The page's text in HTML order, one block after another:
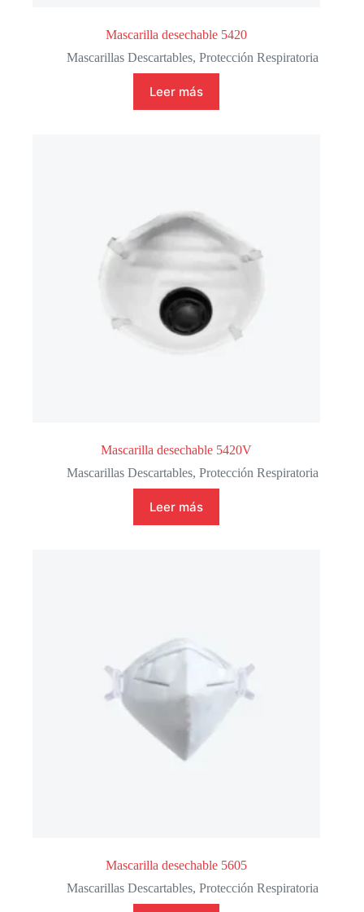
Mascarilla desechable 5420
Mascarillas Descartables,Protección Respiratoria
Leer más
Mascarilla desechable 5420V
Mascarillas Descartables,Protección Respiratoria
Leer más
Mascarilla desechable 5605
Mascarillas Descartables,Protección Respiratoria